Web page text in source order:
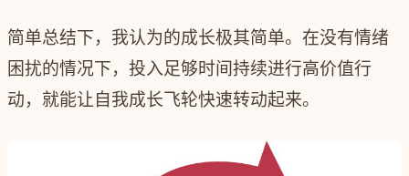
简单总结下，我认为的成长极其简单。在没有情绪
困扰的情况下，投入足够时间持续进行高价值行
动，就能让自我成长飞轮快速转动起来。